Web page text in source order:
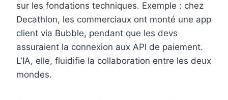
sur les fondations techniques. Exemple : chez
Decathlon, les commerciaux ont monté une app
client via Bubble, pendant que les devs
assuraient la connexion aux API de paiement.
L’IA, elle, fluidifie la collaboration entre les deux
mondes.